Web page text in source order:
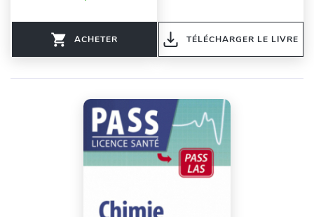
ACHETER TÉLÉCHARGER LE LIVRE